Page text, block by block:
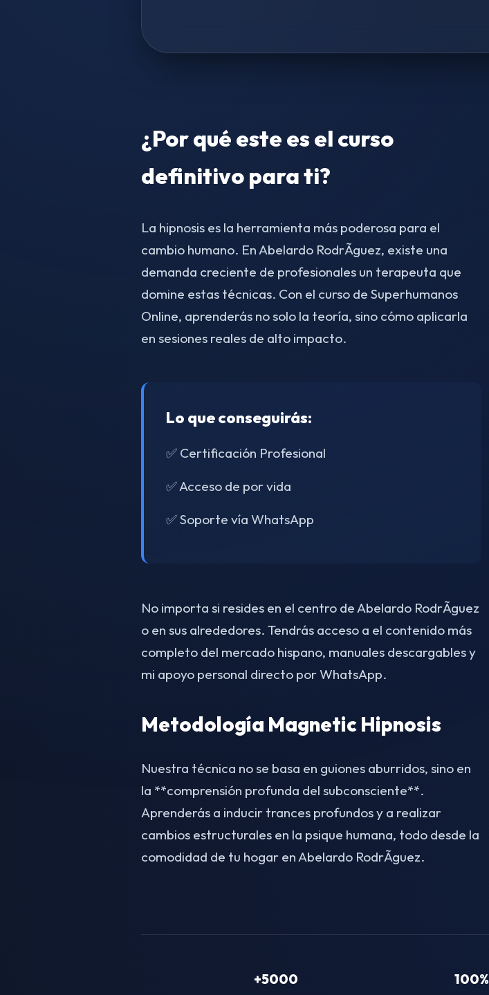
¿Por qué este es el curso
definitivo para ti?
La hipnosis es la herramienta más poderosa para el
cambio humano. En Abelardo RodrÃ­guez, existe una
demanda creciente de profesionales un terapeuta que
domine estas técnicas. Con el curso de Superhumanos
Online, aprenderás no solo la teoría, sino cómo aplicarla
en sesiones reales de alto impacto.
Lo que conseguirás:
✅ Certificación Profesional
✅ Acceso de por vida
✅ Soporte vía WhatsApp
No importa si resides en el centro de Abelardo RodrÃ­guez
o en sus alrededores. Tendrás acceso a el contenido más
completo del mercado hispano, manuales descargables y
mi apoyo personal directo por WhatsApp.
Metodología Magnetic Hipnosis
Nuestra técnica no se basa en guiones aburridos, sino en
la **comprensión profunda del subconsciente**.
Aprenderás a inducir trances profundos y a realizar
cambios estructurales en la psique humana, todo desde la
comodidad de tu hogar en Abelardo RodrÃ­guez.
+5000 100%